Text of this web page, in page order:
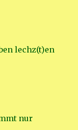
lechz(t)en
nur